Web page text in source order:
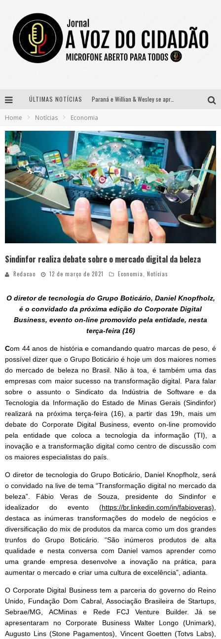
ÚLTIMAS NOTÍCIAS Paraná e Willian & Wesley se apresentam no Carretão Trevo Contagem nesta sexta-feira
Home Notícias Economia
Sindinfor realiza debate sobre o mercado digital da beleza
Redacao 12 de março de 2021 Economia, Notícias
O diretorde tecnologia do Grupo Boticário, Daniel Knopfholz,
é o convidado da próxima edição do Corporate Digital
Business, evento on-line promovido pela entidade, nesta
terça-feira (16)
Com 44 anos de história e comandando quatro marcas de peso, é
possível dizer que o Grupo Boticário é hoje um dos maiores nomes
do mercado de beleza no Brasil. Não à toa, é também uma das
empresas com maior sucesso na transformação digital. Para falar
sobre o assunto o Sindicato da Indústria de Software e da
Tecnologia da Informação do Estado de Minas Gerais (Sindinfor)
realizará na próxima terça-feira (16), a partir das 19h, mais um
debate do Corporate Digital Business, evento on-line promovido
pela entidade que coloca a tecnologia da informação (TI), a
inovação e a transformação digital como centro de discussão com
os maiores especialistas do país.
O diretor de tecnologia do Grupo Boticário, Daniel Knopfholz, será
o convidado na live de tema “Transformação digital no mercado da
beleza”. Fábio Veras de Souza, presidente do Sindinfor e
idealizador do evento (https://br.linkedin.com/in/fabioveras),
destaca as inúmeras transformações do modelo de negócios e
diversificação do mix de produtos da marca como um dos grandes
trunfos do Grupo Boticário. “São inúmeros produtos de alta
qualidade e nesta conversa com Daniel vamos aprender como
uma grande empresa desenvolve a inovação na prática, para
aumentar o mercado e criar uma cultura de excelência”, adianta.
O Corporate Digital Business tem a parceria do governo do Reino
Unido, Fundação Dom Cabral, Associação Brasileira de Startups,
Sebrae/MG, ACMinas e Rede FCJ Venture Builder. Já se
apresentaram no Corporate Business Walter Longo (Unimark),
Augusto Lins (Stone Pagamentos), Vincent Goetten (Totvs Labs),